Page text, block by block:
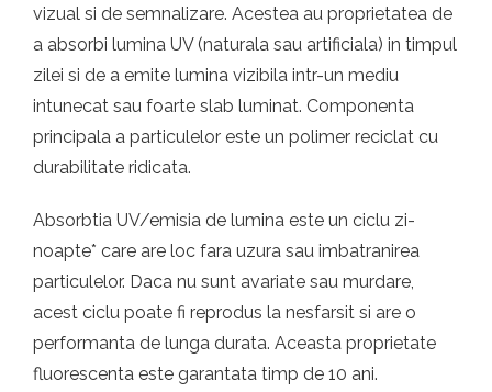
vizual si de semnalizare. Acestea au proprietatea de
a absorbi lumina UV (naturala sau artificiala) in timpul
zilei si de a emite lumina vizibila intr-un mediu
intunecat sau foarte slab luminat. Componenta
principala a particulelor este un polimer reciclat cu
durabilitate ridicata.
Absorbtia UV/emisia de lumina este un ciclu zi-
noapte* care are loc fara uzura sau imbatranirea
particulelor. Daca nu sunt avariate sau murdare,
acest ciclu poate fi reprodus la nesfarsit si are o
performanta de lunga durata. Aceasta proprietate
fluorescenta este garantata timp de 10 ani.